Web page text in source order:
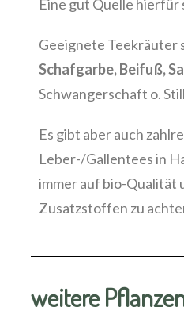
Eine gut Quelle
Geeignete Teekräuter
Schafgarbe, Beifuß,
Schwangerschaft o.
Es gibt aber auch
Leber-/Gallentees in
immer auf bio-Qualität
Zusatzstoffen zu
weitere